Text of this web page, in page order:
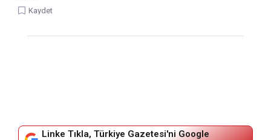
Kaydet
Linke Tıkla, Türkiye Gazetesi'ni Google